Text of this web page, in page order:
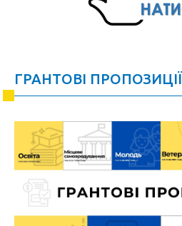
ГРАНТОВІ ПРОПОЗИЦІЇ